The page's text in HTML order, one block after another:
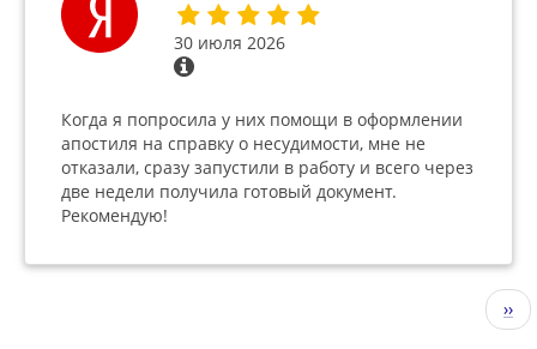
30 июля 2026
Когда я попросила у них помощи в оформлении
апостиля на справку о несудимости, мне не
отказали, сразу запустили в работу и всего через
две недели получила готовый документ.
Рекомендую!
››